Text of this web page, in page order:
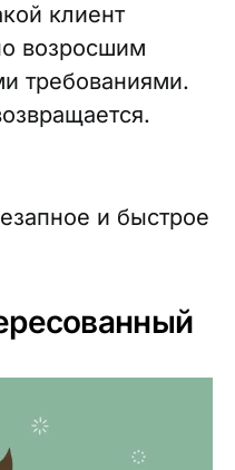
клиент
возросшим
требованиями.
и быстрое